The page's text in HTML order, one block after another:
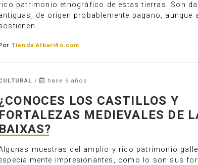
patrimonio etnográfico de estas tierras. Son
de origen probablemente pagano, aunque
Tienda Albariño.com
/ hace 6 años
LOS CASTILLOS Y
MEDIEVALES DE
muestras del amplio y rico patrimonio
impresionantes, como lo son sus